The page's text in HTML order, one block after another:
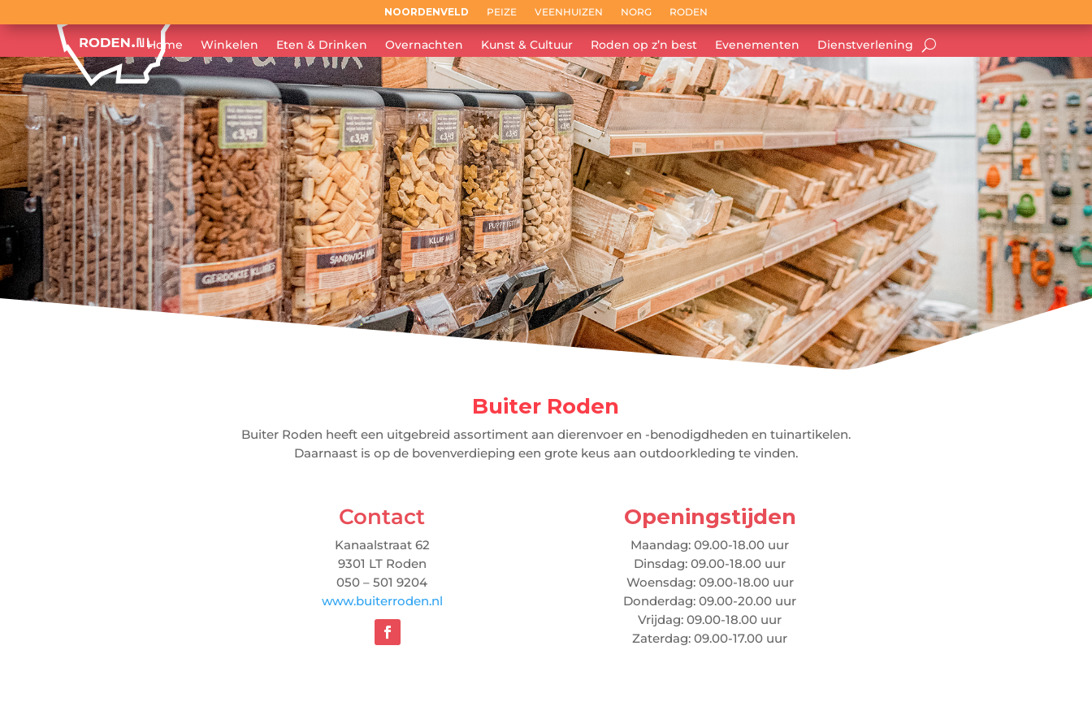
NOORDENVELD PEIZE VEENHUIZEN NORG RODEN
Home Winkelen Eten & Drinken Overnachten Kunst & Cultuur Roden op z’n best Evenementen Dienstverlening
Buiter Roden
Buiter Roden heeft een uitgebreid assortiment aan dierenvoer en -benodigdheden en tuinartikelen.
Daarnaast is op de bovenverdieping een grote keus aan outdoorkleding te vinden.
Contact
Kanaalstraat 62
9301 LT Roden
050 – 501 9204
www.buiterroden.nl
Openingstijden
Maandag: 09.00-18.00 uur
Dinsdag: 09.00-18.00 uur
Woensdag: 09.00-18.00 uur
Donderdag: 09.00-20.00 uur
Vrijdag: 09.00-18.00 uur
Zaterdag: 09.00-17.00 uur